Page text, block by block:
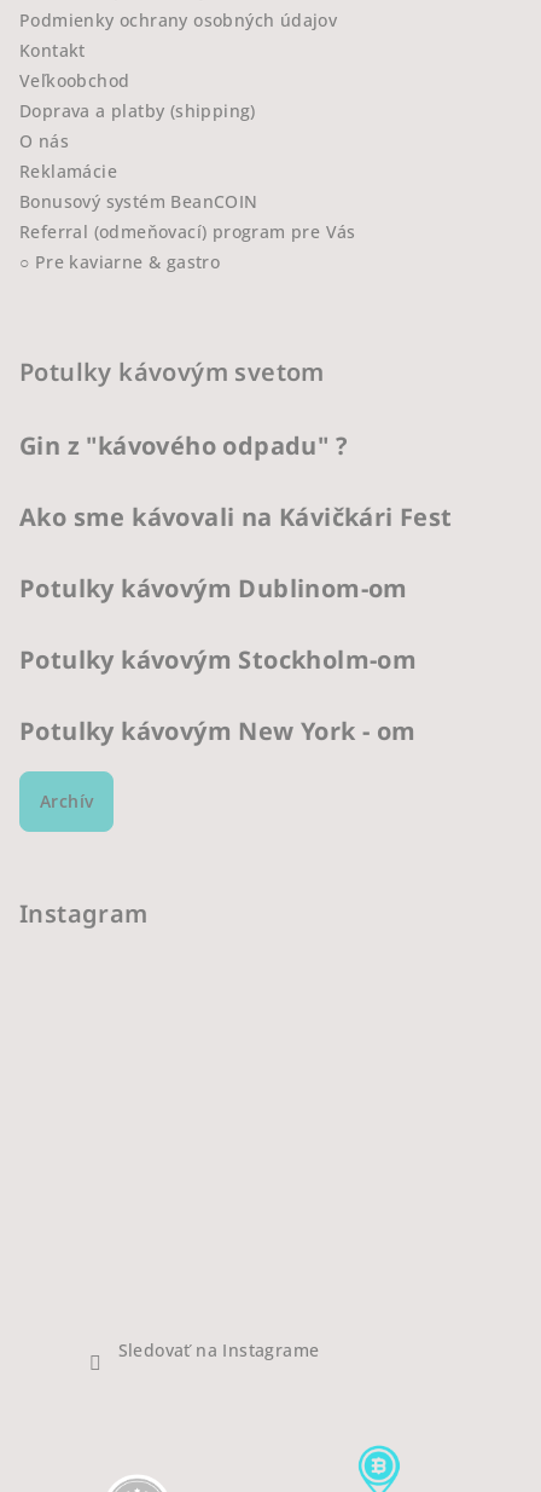
Podmienky ochrany osobných údajov
Kontakt
Veľkoobchod
Doprava a platby (shipping)
O nás
Reklamácie
Bonusový systém BeanCOIN
Referral (odmeňovací) program pre Vás
○ Pre kaviarne & gastro
Potulky kávovým svetom
Gin z "kávového odpadu" ?
Ako sme kávovali na Kávičkári Fest
Potulky kávovým Dublinom-om
Potulky kávovým Stockholm-om
Potulky kávovým New York - om
Archív
Instagram
Sledovať na Instagrame